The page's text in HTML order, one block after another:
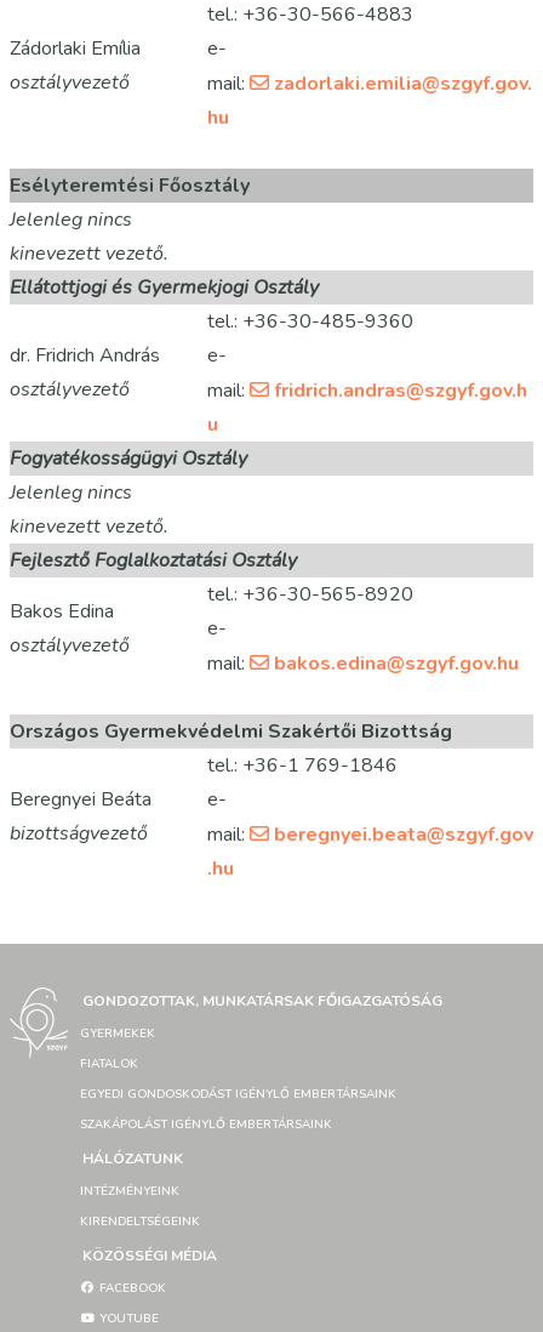
Zádorlaki Emília
osztályvezető
tel.: +36-30-566-4883
e-
mail:
zadorlaki.emilia@szgyf.gov.
hu
Esélyteremtési Főosztály
Jelenleg nincs
kinevezett vezető.
Ellátottjogi és Gyermekjogi Osztály
dr. Fridrich András
osztályvezető
tel.: +36-30-485-9360
e-
mail:
fridrich.andras@szgyf.gov.h
u
Fogyatékosságügyi Osztály
Jelenleg nincs
kinevezett vezető.
Fejlesztő Foglalkoztatási Osztály
Bakos Edina
osztályvezető
tel.: +36-30-565-8920
e-
mail:
bakos.edina@szgyf.gov.hu
Országos Gyermekvédelmi Szakértői Bizottság
Beregnyei Beáta
bizottságvezető
tel.: +36-1 769-1846
e-
mail:
beregnyei.beata@szgyf.gov
.hu
GONDOZOTTAK, MUNKATÁRSAK FŐIGAZGATÓSÁG
GYERMEKEK
FIATALOK
EGYEDI GONDOSKODÁST IGÉNYLŐ EMBERTÁRSAINK
SZAKÁPOLÁST IGÉNYLŐ EMBERTÁRSAINK
HÁLÓZATUNK
INTÉZMÉNYEINK
KIRENDELTSÉGEINK
KÖZÖSSÉGI MÉDIA
FACEBOOK
YOUTUBE